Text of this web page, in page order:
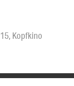
, Kopfkino